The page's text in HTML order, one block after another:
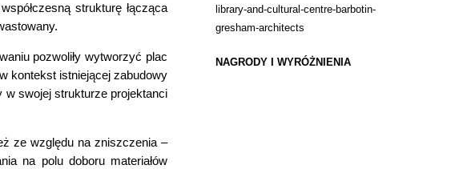
strukturę łącząca
pozwoliły wytworzyć plac
kontekst istniejącej zabudowy
w swojej strukturze projektanci
ze względu na zniszczenia –
na polu doboru materiałów
library-and-cultural-centre-barbotin-
gresham-architects
NAGRODY I WYRÓŻNIENIA